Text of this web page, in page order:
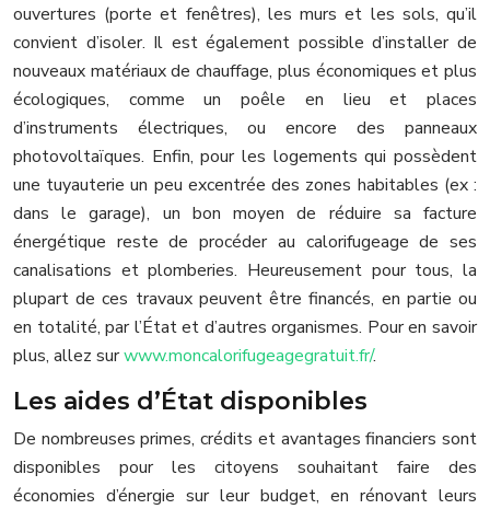
ouvertures (porte et fenêtres), les murs et les sols, qu’il
convient d’isoler. Il est également possible d’installer de
nouveaux matériaux de chauffage, plus économiques et plus
écologiques, comme un poêle en lieu et places
d’instruments électriques, ou encore des panneaux
photovoltaïques. Enfin, pour les logements qui possèdent
une tuyauterie un peu excentrée des zones habitables (ex :
dans le garage), un bon moyen de réduire sa facture
énergétique reste de procéder au calorifugeage de ses
canalisations et plomberies. Heureusement pour tous, la
plupart de ces travaux peuvent être financés, en partie ou
en totalité, par l’État et d’autres organismes. Pour en savoir
plus, allez surwww.moncalorifugeagegratuit.fr/.
Les aides d’État disponibles
De nombreuses primes, crédits et avantages financiers sont
disponibles pour les citoyens souhaitant faire des
économies d’énergie sur leur budget, en rénovant leurs